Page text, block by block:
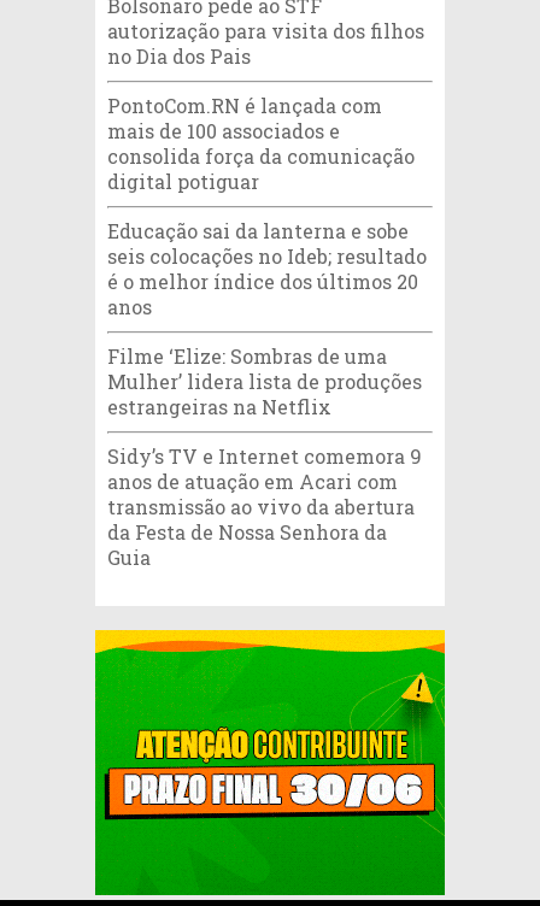
Bolsonaro pede ao STF
autorização para visita dos filhos
no Dia dos Pais
PontoCom.RN é lançada com
mais de 100 associados e
consolida força da comunicação
digital potiguar
Educação sai da lanterna e sobe
seis colocações no Ideb; resultado
é o melhor índice dos últimos 20
anos
Filme ‘Elize: Sombras de uma
Mulher’ lidera lista de produções
estrangeiras na Netflix
Sidy’s TV e Internet comemora 9
anos de atuação em Acari com
transmissão ao vivo da abertura
da Festa de Nossa Senhora da
Guia